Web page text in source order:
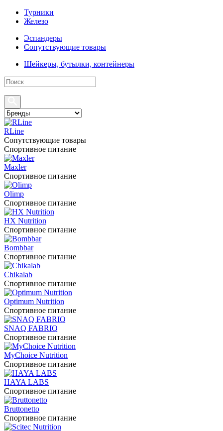
Турники
Железо
Эспандеры
Сопутствующие товары
Шейкеры, бутылки, контейнеры
RLine
Сопутствующие товары
Спортивное питание
Maxler
Спортивное питание
Olimp
Спортивное питание
HX Nutrition
Спортивное питание
Bombbar
Спортивное питание
Chikalab
Спортивное питание
Optimum Nutrition
Спортивное питание
SNAQ FABRIQ
Спортивное питание
MyChoice Nutrition
Спортивное питание
HAYA LABS
Спортивное питание
Bruttonetto
Спортивное питание